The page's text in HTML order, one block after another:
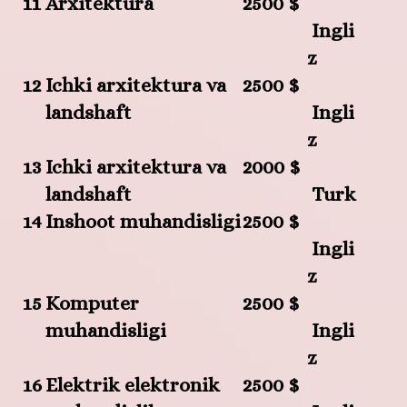
Ingli
z
12 Ichki arxitektura va
landshaft
2500 $
Ingli
z
13 Ichki arxitektura va
landshaft
2000 $
Turk
14 Inshoot muhandisligi2500 $
Ingli
z
15 Komputer
muhandisligi
2500 $
Ingli
z
16 Elektrik elektronik
2500 $